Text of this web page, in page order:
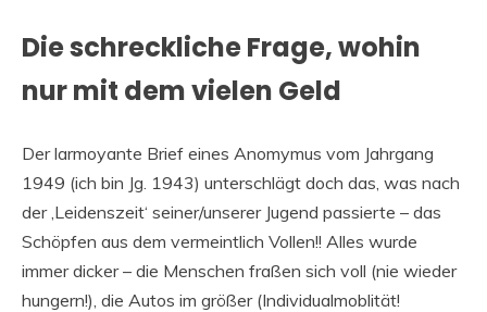
Die schreckliche Frage, wohin
nur mit dem vielen Geld
Der larmoyante Brief eines Anomymus vom Jahrgang
1949 (ich bin Jg. 1943) unterschlägt doch das, was nach
der ‚Leidenszeit‘ seiner/unserer Jugend passierte – das
Schöpfen aus dem vermeintlich Vollen!! Alles wurde
immer dicker – die Menschen fraßen sich voll (nie wieder
hungern!), die Autos im größer (Individualmoblität!